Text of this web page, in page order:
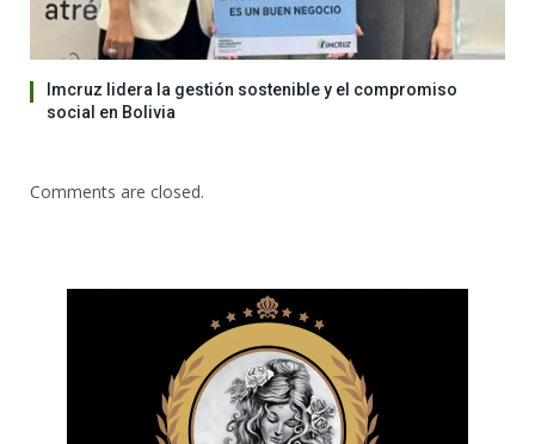
Imcruz lidera la gestión sostenible y el compromiso
social en Bolivia
Comments are closed.